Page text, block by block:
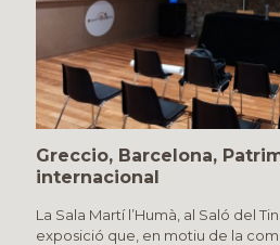
Greccio, Barcelona,
internacional
La Sala Martí l’Humà, al Saló del
exposició que, en motiu de la